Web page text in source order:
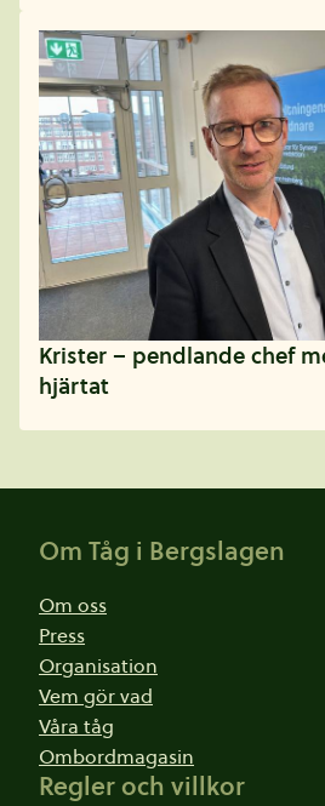
Krister – pendlande chef
hjärtat
Om Tåg i Bergslagen
Om oss
Press
Organisation
Vem gör vad
Våra tåg
Ombordmagasin
Regler och villkor